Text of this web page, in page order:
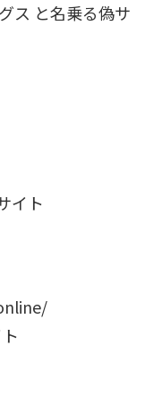
ス と名乗る偽サ
イト